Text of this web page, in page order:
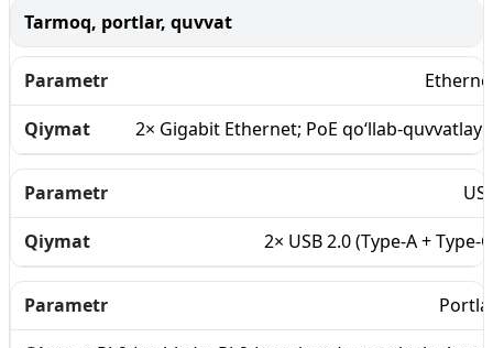
Tarmoq, portlar, quvvat
2× Gigabit Ethernet; PoE qo‘llab-
2× USB 2.0 (Type-A + Type-